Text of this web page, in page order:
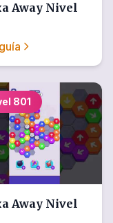
Away Nivel
801
Away Nivel